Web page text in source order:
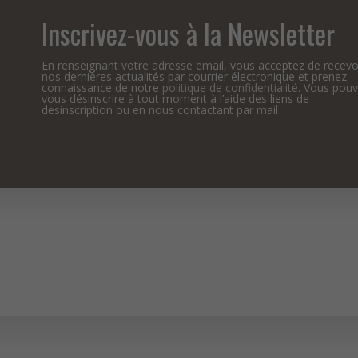
Inscrivez-vous à la Newsletter
En renseignant votre adresse email, vous acceptez de
nos dernières actualités par courrier électronique et prenez
connaissance de notre politique de confidentialité. Vous
vous désinscrire à tout moment à l’aide des liens de
desinscription ou en nous contactant par mail